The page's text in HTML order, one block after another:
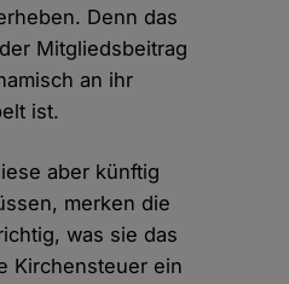
Denn das
Mitgliedsbeitrag
an ihr
ist.
aber künftig
merken die
was sie das
Kirchensteuer ein